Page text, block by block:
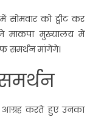
को ट्वीट कर
माकपा मुख्यालय में
समर्थन मांगेंगे।
आग्रह करते हुए उनका